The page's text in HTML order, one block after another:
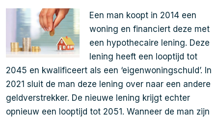
Een man koopt in 2014 een
woning en financiert deze met
een hypothecaire lening. Deze
lening heeft een looptijd tot
2045 en kwalificeert als een ‘eigenwoningschuld’. In
2021 sluit de man deze lening over naar een andere
geldverstrekker. De nieuwe lening krijgt echter
opnieuw een looptijd tot 2051. Wanneer de man zijn